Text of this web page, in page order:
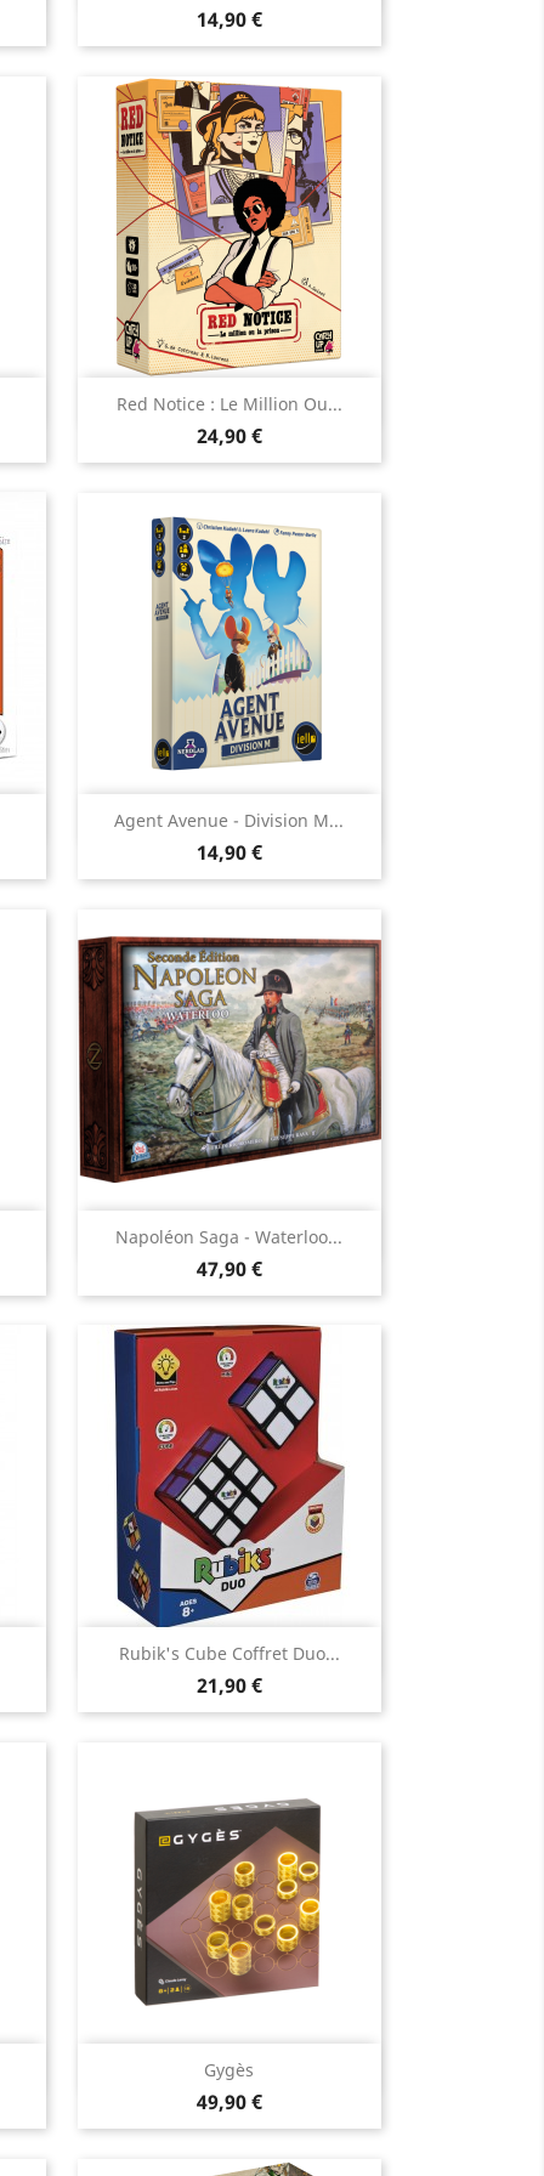
Prix
14,90 €
Red Notice : Le Million Ou...
Prix
24,90 €
Aperçu rapide
Agent Avenue - Division M...
Prix
14,90 €
Aperçu rapide
Napoléon Saga - Waterloo...
Prix
47,90 €
Aperçu rapide
Rubik's Cube Coffret Duo...
Prix
21,90 €
Aperçu rapide
Gygès
Prix
49,90 €
Aperçu rapide